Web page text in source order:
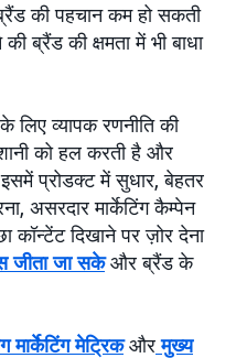
की पहचान कम हो सकती
ब्रैंड की क्षमता में भी बाधा
लिए व्यापक रणनीति की
को हल करती है और
इसमें प्रोडक्ट में सुधार, बेहतर
असरदार मार्केटिंग कैम्पेन
कॉन्टेंट दिखाने पर ज़ोर देना
जीता जा सकेऔर ब्रैंड के
मेट्रिकऔरमुख्य